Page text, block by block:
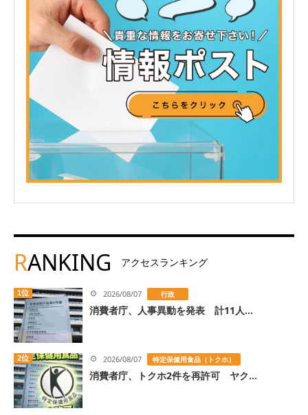
RANKING アクセスランキング
1位 2026/08/07 行政
消費者庁、人事異動を発表 計11人...
2位 2026/08/07 特定保健用食品（トクホ）
消費者庁、トクホ2件を再許可 ヤク...